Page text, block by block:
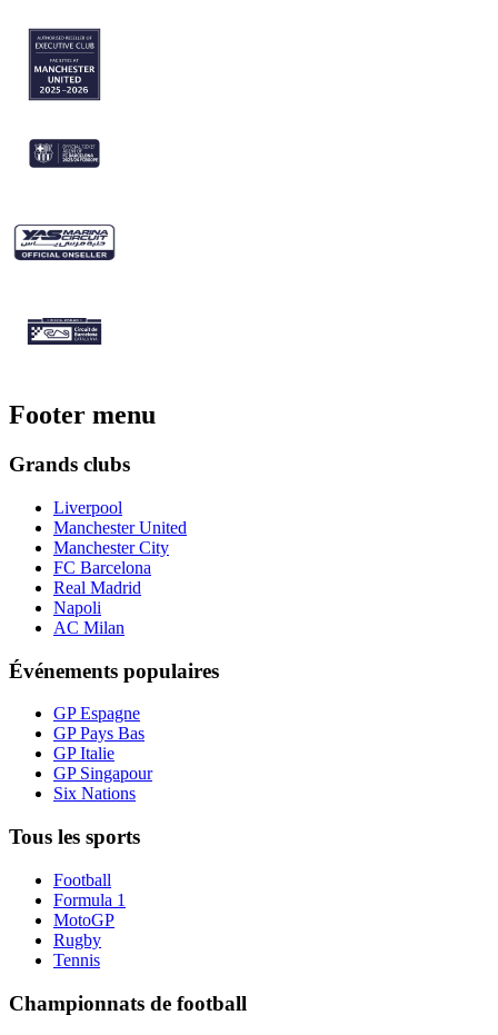
Footer menu
Grands clubs
Liverpool
Manchester United
Manchester City
FC Barcelona
Real Madrid
Napoli
AC Milan
Événements populaires
GP Espagne
GP Pays Bas
GP Italie
GP Singapour
Six Nations
Tous les sports
Football
Formula 1
MotoGP
Rugby
Tennis
Championnats de football